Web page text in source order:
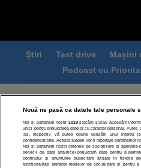
Știri Test drive Mașini
Podcast cu
Termeni si conditii
Politica de cookies
Modifică
Nouă ne pasă ca datele tale personale
Noi și partenerii noștri 1019stocăm și/sau accesăm
unici pentru prelucrarea datelor cu caracter personal.
jos, respectiv vă puteți opune utilizării unui interes
confidențialitate. Aceste alegeri vor fi raportate partenerilor
Noi si partenerii nostri (retelele de socializare si agentiile
servicii de date analitice) prelucram date pentru a
continutul si anunturile publicitare afisate in functie
functionalitati aferente retelelor de socializare si pentru